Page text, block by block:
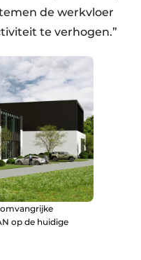
de werkvloer
te verhogen.”
op de huidige